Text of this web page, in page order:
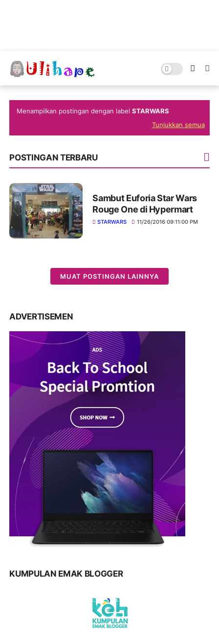
Menampilkan postingan dengan labelSTARWARS
Tunjukkan semua
POSTINGAN TERBARU
Sambut Euforia Star Wars
Rouge One di Hypermart
STARWARS 11/26/2016 09:11:00 PM
MUAT POSTINGAN LAINNYA
ADVERTISEMEN
KUMPULAN EMAK BLOGGER